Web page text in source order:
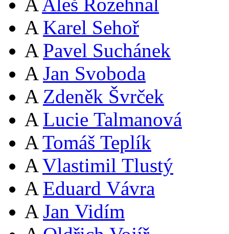
A Aleš Rozehnal
A Karel Sehoř
A Pavel Suchánek
A Jan Svoboda
A Zdeněk Švrček
A Lucie Talmanová
A Tomáš Teplík
A Vlastimil Tlustý
A Eduard Vávra
A Jan Vidím